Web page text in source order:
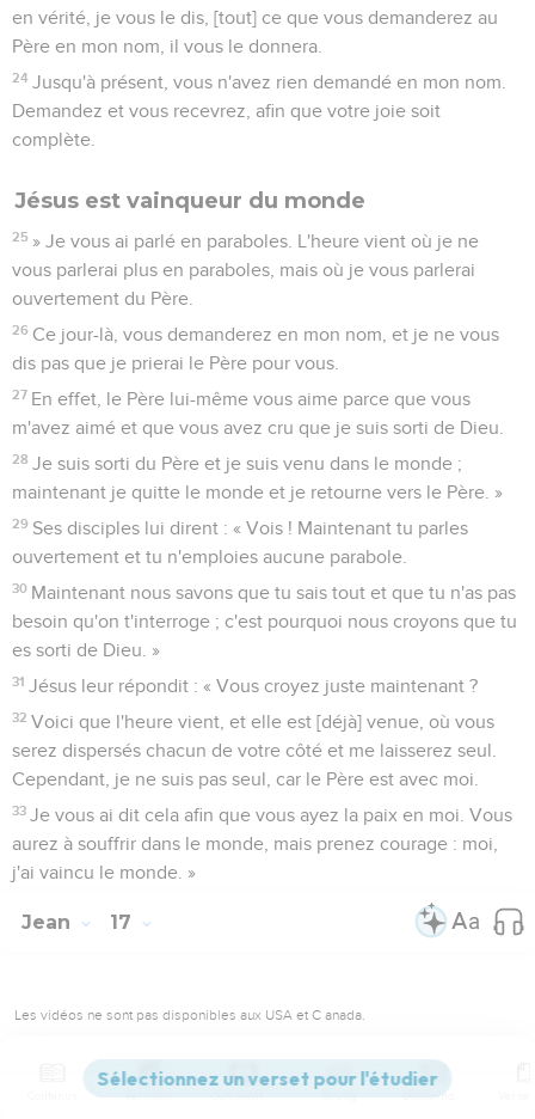
en vérité, je vous le dis, [tout] ce que vous demanderez au
Père en mon nom, il vous le donnera.
24 Jusqu'à présent, vous n'avez rien demandé en mon nom.
Demandez et vous recevrez, afin que votre joie soit
complète.
Jésus est vainqueur du monde
25 » Je vous ai parlé en paraboles. L'heure vient où je ne
vous parlerai plus en paraboles, mais où je vous parlerai
ouvertement du Père.
26 Ce jour-là, vous demanderez en mon nom, et je ne vous
dis pas que je prierai le Père pour vous.
27 En effet, le Père lui-même vous aime parce que vous
m'avez aimé et que vous avez cru que je suis sorti de Dieu.
28 Je suis sorti du Père et je suis venu dans le monde ;
maintenant je quitte le monde et je retourne vers le Père. »
29 Ses disciples lui dirent : « Vois ! Maintenant tu parles
ouvertement et tu n'emploies aucune parabole.
30 Maintenant nous savons que tu sais tout et que tu n'as pas
besoin qu'on t'interroge ; c'est pourquoi nous croyons que tu
es sorti de Dieu. »
31 Jésus leur répondit : « Vous croyez juste maintenant ?
32 Voici que l'heure vient, et elle est [déjà] venue, où vous
serez dispersés chacun de votre côté et me laisserez seul.
Cependant, je ne suis pas seul, car le Père est avec moi.
33 Je vous ai dit cela afin que vous ayez la paix en moi. Vous
aurez à souffrir dans le monde, mais prenez courage : moi,
j'ai vaincu le monde. »
Jean 17
Les vidéos ne sont pas disponibles aux USA et C anada.
Jésus prie pour ses disciples
Versions Commentaires Strong